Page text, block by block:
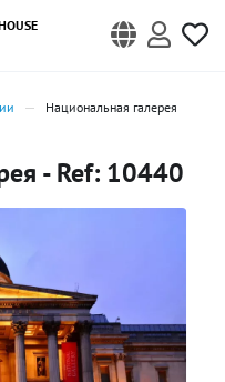
Национальная галерея
- Ref: 10440